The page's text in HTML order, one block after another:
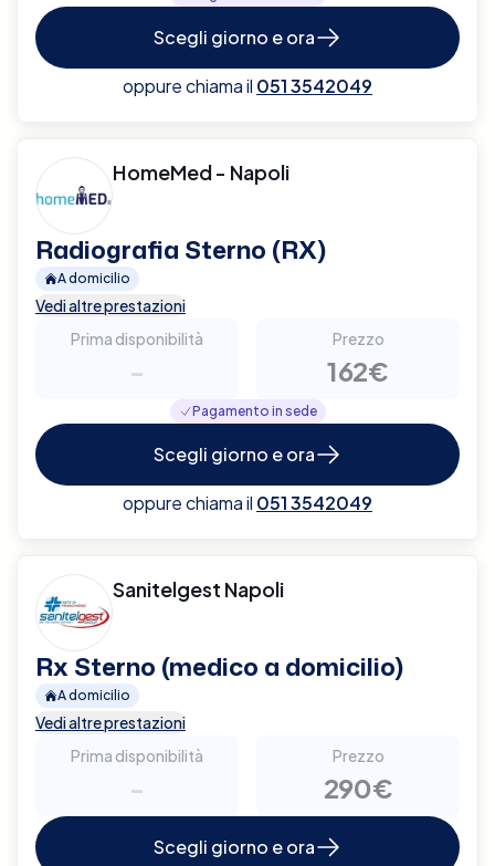
Scegli giorno e ora
oppure chiama il 051 3542049
HomeMed - Napoli
Radiografia Sterno (RX)
A domicilio
Vedi altre prestazioni
Prima disponibilità
-
Prezzo
162€
Pagamento in sede
Scegli giorno e ora
oppure chiama il 051 3542049
Sanitelgest Napoli
Rx Sterno (medico a domicilio)
A domicilio
Vedi altre prestazioni
Prima disponibilità
-
Prezzo
290€
Scegli giorno e ora